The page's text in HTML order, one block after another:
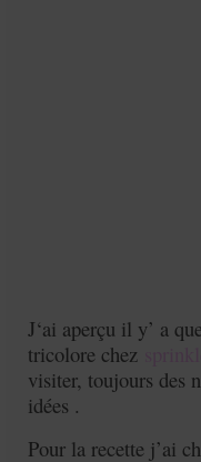
J‘ai aperçu il y’ a
tricolore chez
visiter, toujours des
idées .
Pour la recette j’ai